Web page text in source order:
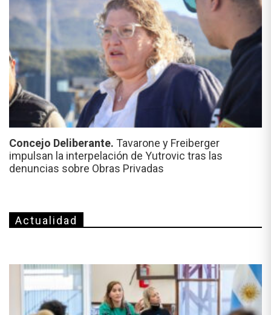
Concejo Deliberante. Tavarone y Freiberger
impulsan la interpelación de Yutrovic tras las
denuncias sobre Obras Privadas
Actualidad